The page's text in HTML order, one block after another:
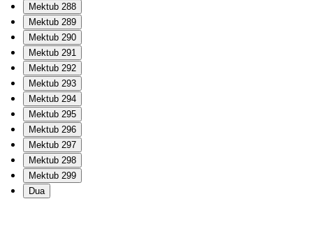
Mektub 288
Mektub 289
Mektub 290
Mektub 291
Mektub 292
Mektub 293
Mektub 294
Mektub 295
Mektub 296
Mektub 297
Mektub 298
Mektub 299
Dua